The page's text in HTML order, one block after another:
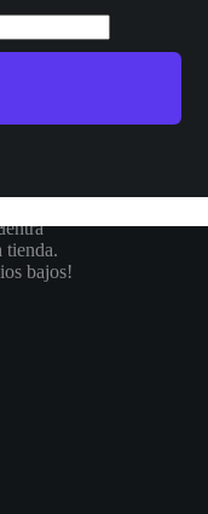
tienda.
bajos!